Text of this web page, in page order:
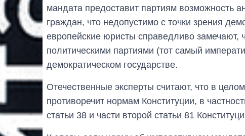
мандата предоставит партиям возможность
граждан, что недопустимо с точки зрения
европейские юристы справедливо замечают,
политическими партиями (тот самый
демократическом государстве.
Отечественные эксперты считают, что в
противоречит нормам Конституции, в
статьи 38 и части второй статьи 81